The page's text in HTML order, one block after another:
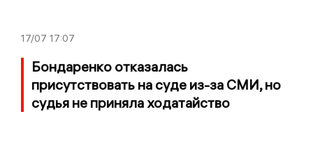
17/07 17:07
Бондаренко отказалась
присутствовать на суде из-за СМИ, но
судья не приняла ходатайство